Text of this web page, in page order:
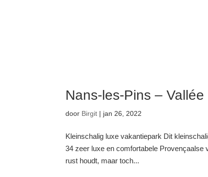
Nans-les-Pins –
door Birgit | jan 26, 2022
Kleinschalig luxe vakantiepark Dit
34 zeer luxe en comfortabele Provençaalse
rust houdt, maar toch...